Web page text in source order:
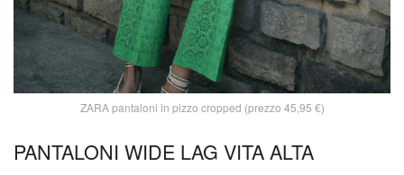
ZARA pantaloni in pizzo cropped (prezzo 45,95 €)
PANTALONI WIDE LAG VITA ALTA